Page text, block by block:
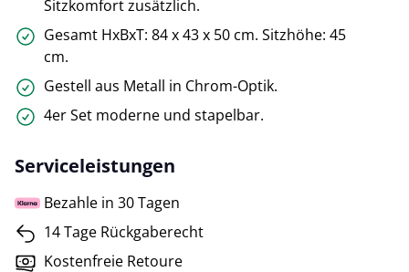
Sitzkomfort zusätzlich.
Gesamt HxBxT: 84 x 43 x 50 cm. Sitzhöhe: 45
cm.
Gestell aus Metall in Chrom-Optik.
4er Set moderne und stapelbar.
Serviceleistungen
Bezahle in 30 Tagen
14 Tage Rückgaberecht
Kostenfreie Retoure